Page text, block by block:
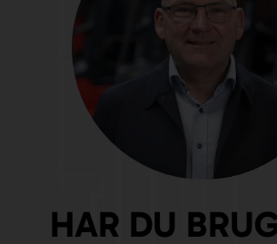
HAR DU